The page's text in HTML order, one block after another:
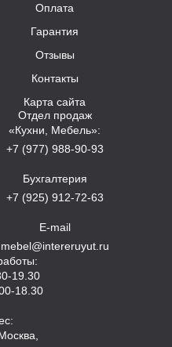
Оплата
Гарантия
Отзывы
Контакты
Карта сайта
Отдел продаж
«Кухни, Мебель»:
+7 (977) 988-90-93
Бухгалтерия
+7 (925) 912-72-63
E-mail
mebel@intereruyut.ru
19.30
18.30